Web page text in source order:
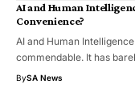
AI and Human
Convenience?
AI and Human
commendable. It has
BySA News